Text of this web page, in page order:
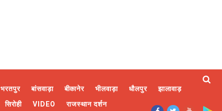
भरतपुर बांसवाड़ा बीकानेर भीलवाड़ा धौलपुर
झालावाड़
सिरोही VIDEO राजस्थान दर्शन